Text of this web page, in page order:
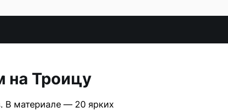
на Троицу
В материале — 20 ярких